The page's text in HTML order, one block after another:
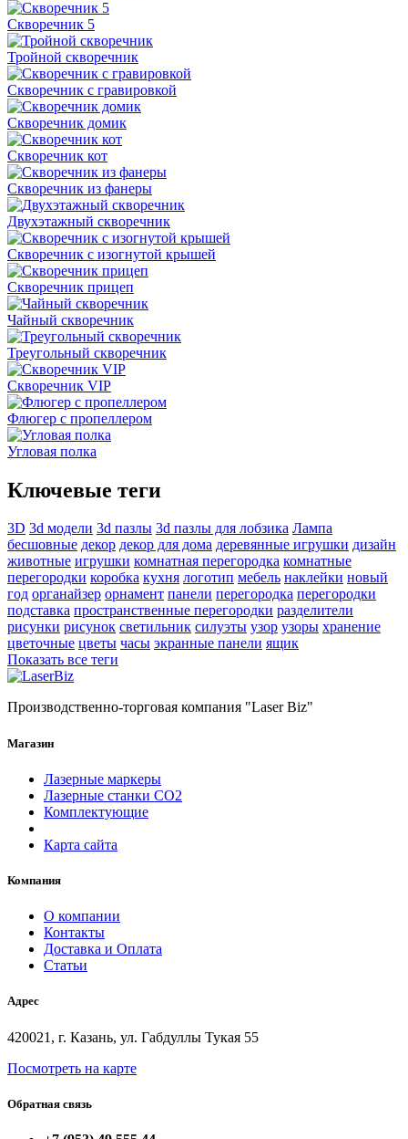
Скворечник 5
Тройной скворечник
Скворечник с гравировкой
Скворечник домик
Скворечник кот
Скворечник из фанеры
Двухэтажный скворечник
Скворечник с изогнутой крышей
Скворечник прицеп
Чайный скворечник
Треугольный скворечник
Скворечник VIP
Флюгер с пропеллером
Угловая полка
Ключевые теги
3D 3d модели 3d пазлы 3d пазлы для лобзика Лампа
бесшовные декор декор для дома деревянные игрушки дизайн
животные игрушки комнатная перегородка комнатные
перегородки коробка кухня логотип мебель наклейки новый
год органайзер орнамент панели перегородка перегородки
подставка пространственные перегородки разделители
рисунки рисунок светильник силуэты узор узоры хранение
цветочные цветы часы экранные панели ящик
Показать все теги
Производственно-торговая компания "Laser Biz"
Магазин
Лазерные маркеры
Лазерные станки СО2
Комплектующие
Карта сайта
Компания
О компании
Контакты
Доставка и Оплата
Статьи
Адрес
420021, г. Казань, ул. Габдуллы Тукая 55
Посмотреть на карте
Обратная связь